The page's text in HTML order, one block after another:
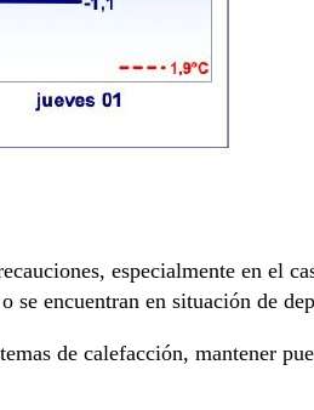
especialmente en el
se encuentran en situación de
de calefacción, mantener